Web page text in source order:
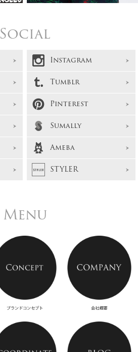
Social
Instagram
Tumblr
Pinterest
Sumally
Ameba
STYLER
Menu